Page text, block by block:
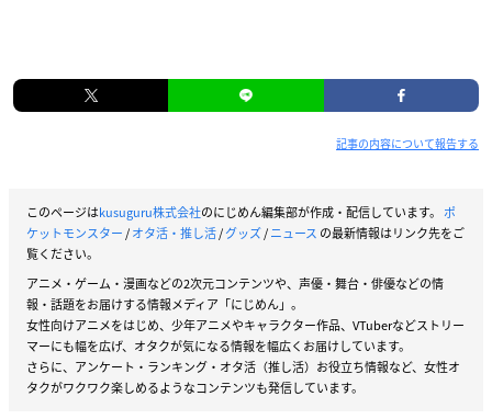
記事の内容について報告する
このページはkusuguru株式会社のにじめん編集部が作成・配信しています。 ポ
ケットモンスター/オタ活・推し活/グッズ/ニュース の最新情報はリンク先をご
覧ください。
アニメ・ゲーム・漫画などの2次元コンテンツや、声優・舞台・俳優などの情
報・話題をお届けする情報メディア「にじめん」。
女性向けアニメをはじめ、少年アニメやキャラクター作品、VTuberなどストリー
マーにも幅を広げ、オタクが気になる情報を幅広くお届けしています。
さらに、アンケート・ランキング・オタ活（推し活）お役立ち情報など、女性オ
タクがワクワク楽しめるようなコンテンツも発信しています。